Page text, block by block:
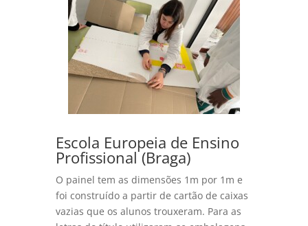
Escola Europeia de Ensino
Profissional (Braga)
O painel tem as dimensões 1m por 1m e
foi construído a partir de cartão de caixas
vazias que os alunos trouxeram. Para as